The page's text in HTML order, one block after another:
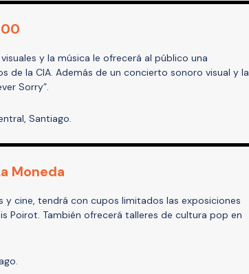
y la música le ofrecerá al público una
de la CIA. Además de un concierto sonoro visual y la
Sorry”.
Santiago.
Moneda
cine, tendrá con cupos limitados las exposiciones
Poirot. También ofrecerá talleres de cultura pop en